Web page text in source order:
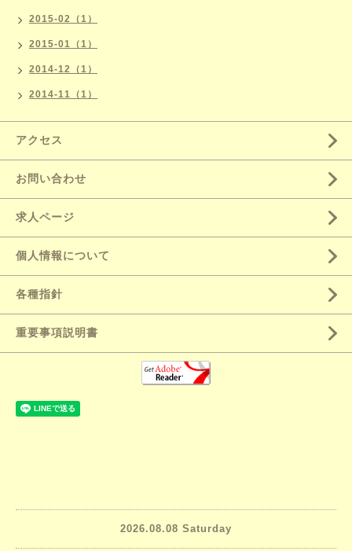
2015-02（1）
2015-01（1）
2014-12（1）
2014-11（1）
アクセス
お問い合わせ
求人ページ
個人情報について
各種指針
重要事項説明書
2026.08.08 Saturday